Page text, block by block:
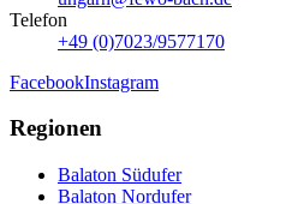
Telefon
+49 (0)7023/9577170
FacebookInstagram
Regionen
Balaton Südufer
Balaton Nordufer